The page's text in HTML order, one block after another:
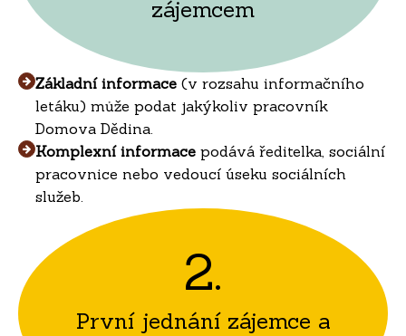
zájemcem
Základní informace (v rozsahu informačního
letáku) může podat jakýkoliv pracovník
Domova Dědina.
Komplexní informace podává ředitelka, sociální
pracovnice nebo vedoucí úseku sociálních
služeb.
2.
První jednání zájemce a